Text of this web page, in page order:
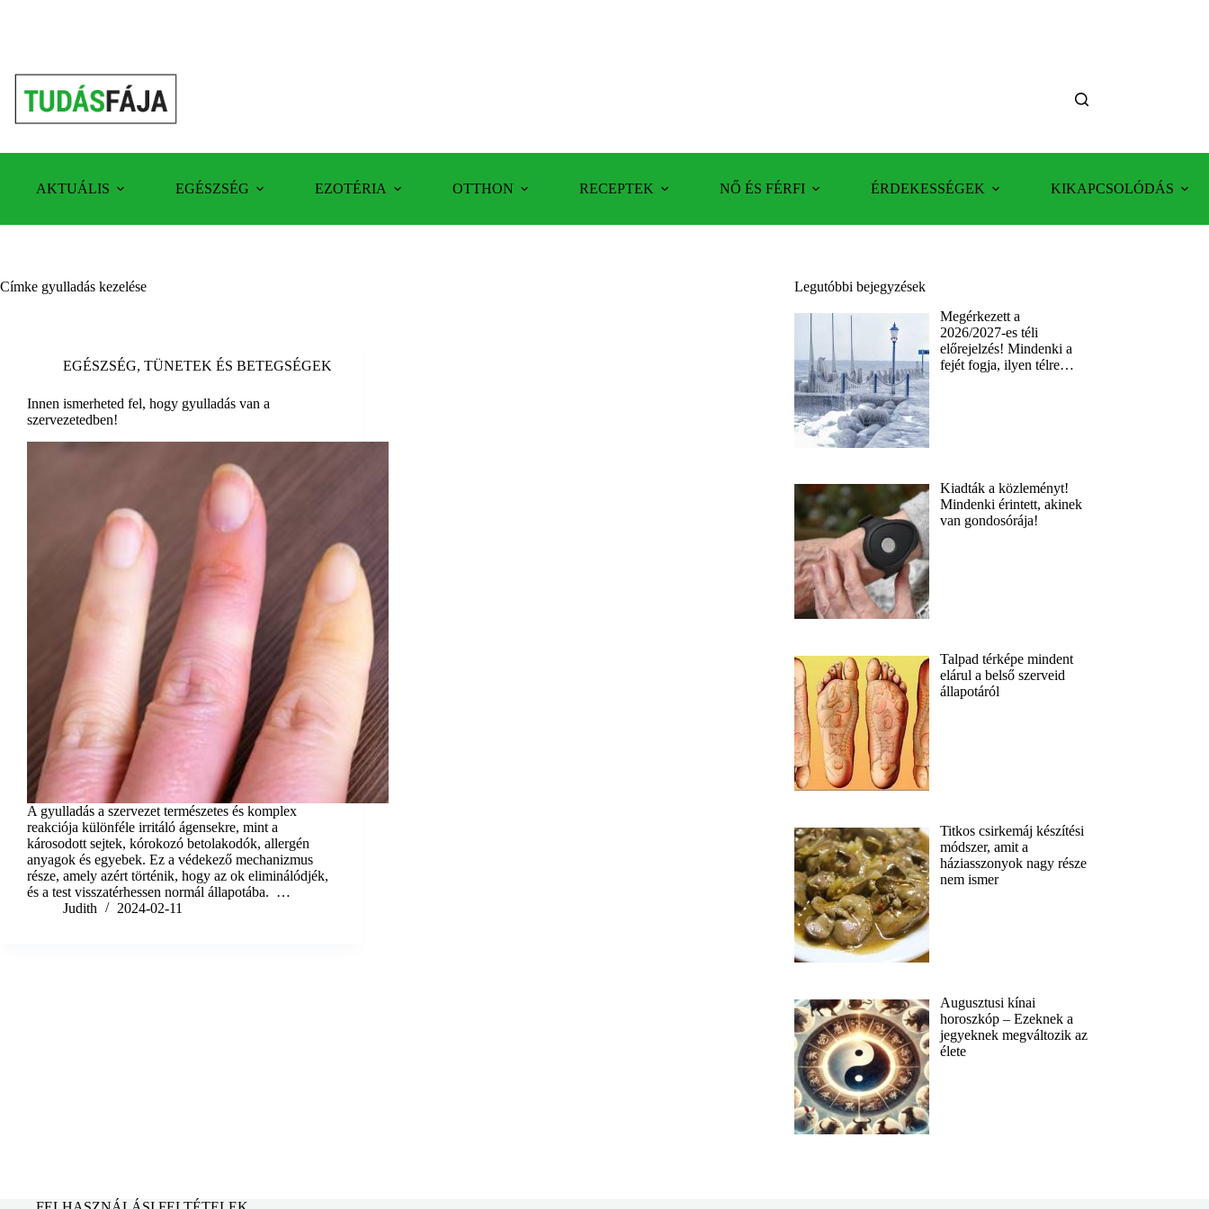
AKTUÁLIS EGÉSZSÉG EZOTÉRIA OTTHON RECEPTEK NŐ ÉS FÉRFI ÉRDEKESSÉGEK KIKAPCSOLÓDÁS
Címke gyulladás kezelése
EGÉSZSÉG, TÜNETEK ÉS BETEGSÉGEK
Innen ismerheted fel, hogy gyulladás van a
szervezetedben!
A gyulladás a szervezet természetes és komplex
reakciója különféle irritáló ágensekre, mint a
károsodott sejtek, kórokozó betolakodók, allergén
anyagok és egyebek. Ez a védekező mechanizmus
része, amely azért történik, hogy az ok eliminálódjék,
és a test visszatérhessen normál állapotába. …
Judith
2024-02-11
Legutóbbi bejegyzések
Megérkezett a
2026/2027-es téli
előrejelzés! Mindenki a
fejét fogja, ilyen télre…
Kiadták a közleményt!
Mindenki érintett, akinek
van gondosórája!
Talpad térképe mindent
elárul a belső szerveid
állapotáról
Titkos csirkemáj készítési
módszer, amit a
háziasszonyok nagy része
nem ismer
Augusztusi kínai
horoszkóp – Ezeknek a
jegyeknek megváltozik az
élete